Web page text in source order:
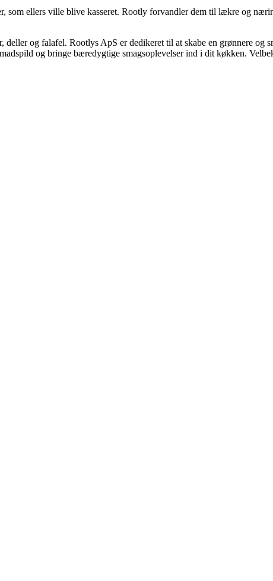
som ellers ville blive kasseret. Rootly forvandler dem til lækre og
og falafel. Rootlys ApS er dedikeret til at skabe en grønnere og
og bringe bæredygtige smagsoplevelser ind i dit køkken.